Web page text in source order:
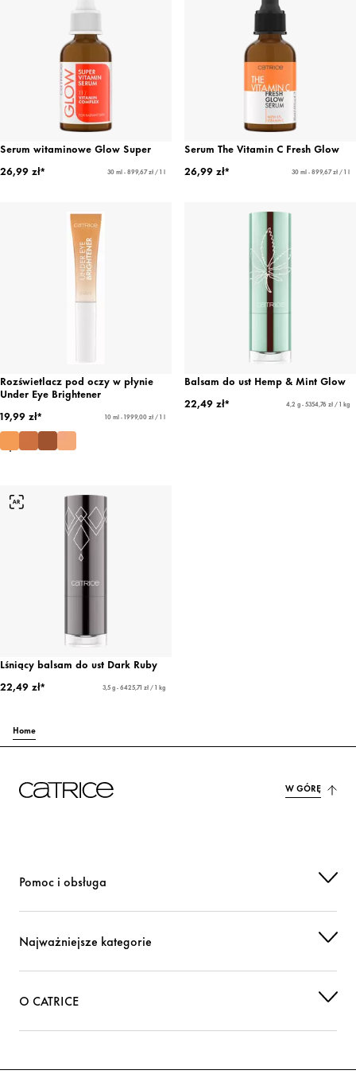
Serum witaminowe Glow Super
26,99 zł*
30 ml - 899,67 zł / 1 l
Serum The Vitamin C Fresh Glow
26,99 zł*
30 ml - 899,67 zł / 1 l
Rozświetlacz pod oczy w płynie
Under Eye Brightener
19,99 zł*
10 ml - 1999,00 zł / 1 l
Balsam do ust Hemp & Mint Glow
22,49 zł*
4,2 g - 5354,76 zł / 1 kg
Lśniący balsam do ust Dark Ruby
22,49 zł*
3,5 g - 6425,71 zł / 1 kg
Home
W GÓRĘ
Pomoc i obsługa
Najważniejsze kategorie
O CATRICE